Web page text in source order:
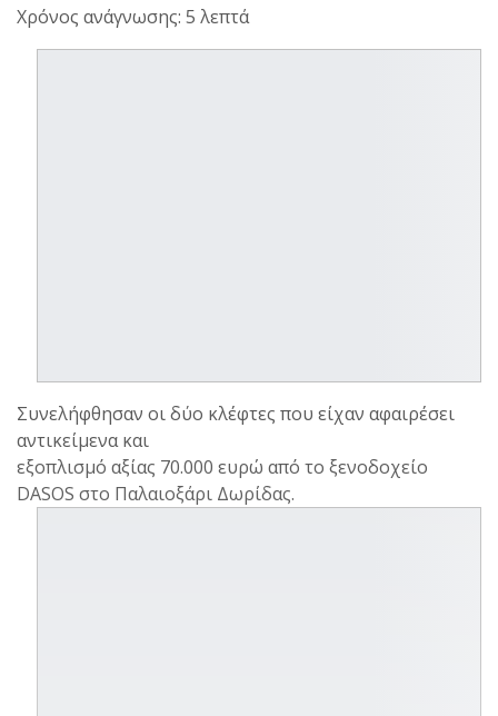
Χρόνος ανάγνωσης: 5 λεπτά
Συνελήφθησαν οι δύο κλέφτες που είχαν αφαιρέσει
αντικείμενα και
εξοπλισμό αξίας 70.000 ευρώ από το ξενοδοχείο
DASOS στο Παλαιοξάρι Δωρίδας.